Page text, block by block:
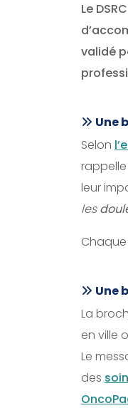
Le
validé
Une
Selon
leur
les
Une
La
en ville
Le
des